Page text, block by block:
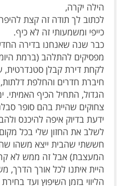
הילה יקרה,
לכתוב לך תודה זה קצת
כייפי ומשמעותי זה לא כיף.
כבר שנה שאנחנו בדירה
מפסיקים להתלהב (ברמת
לקחת דירת קבלן סטנדרטית,
חיברת חדרים והחלפת
הגדול, התחיל הכיף האמיתי.
צחוקים שהיית בהם סופר
ידעת בדיוק איפה להיכנס
לשלב את החזון שלי בכל
חששתי שהבית ייצא משהו
המעצבת) אבל זה ממש לא
היית איתנו לכל אורך הדרך,
הליווי בזמן השיפוץ ועד